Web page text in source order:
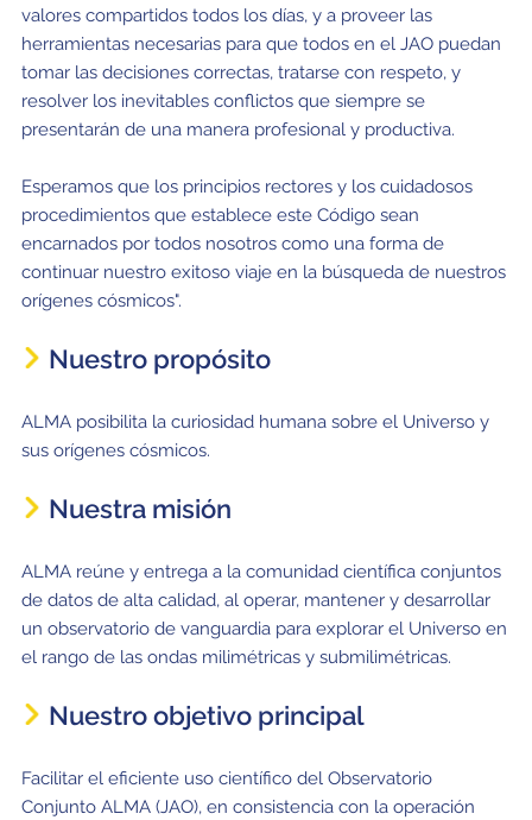
valores compartidos todos los días, y a proveer las
herramientas necesarias para que todos en el JAO puedan
tomar las decisiones correctas, tratarse con respeto, y
resolver los inevitables conflictos que siempre se
presentarán de una manera profesional y productiva.
Esperamos que los principios rectores y los cuidadosos
procedimientos que establece este Código sean
encarnados por todos nosotros como una forma de
continuar nuestro exitoso viaje en la búsqueda de nuestros
orígenes cósmicos".
Nuestro propósito
ALMA posibilita la curiosidad humana sobre el Universo y
sus orígenes cósmicos.
Nuestra misión
ALMA reúne y entrega a la comunidad científica conjuntos
de datos de alta calidad, al operar, mantener y desarrollar
un observatorio de vanguardia para explorar el Universo en
el rango de las ondas milimétricas y submilimétricas.
Nuestro objetivo principal
Facilitar el eficiente uso científico del Observatorio
Conjunto ALMA (JAO), en consistencia con la operación